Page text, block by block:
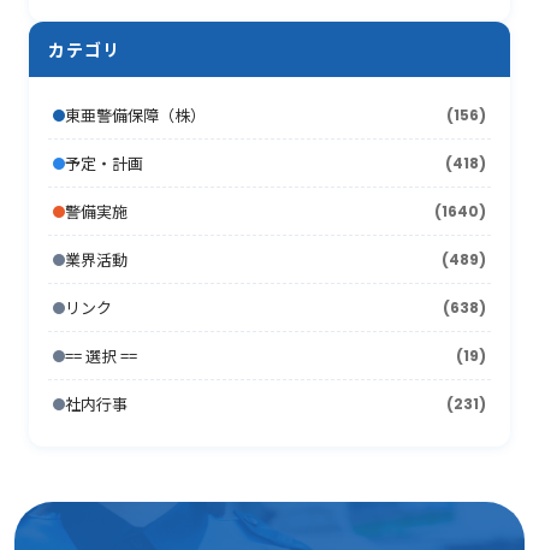
2014年1月
2013年2月
2013年1月 (7)
2012年4月 (12)
2012年2月 (11)
2012年1月 (10)
2011年5月 (11)
2011年4月 (12)
2011年3月 (13)
2011年1月 (12)
2010年6月
2010年4月 (15)
2010年3月 (18)
2010年2月 (7)
2010年1月 (13)
2009年7月
2009年5月 (16)
2009年3月 (22)
2009年2月 (15)
2009年1月 (16)
2008年8月
2008年7月 (15)
2008年6月 (10)
2008年5月 (21)
2008年4月 (11)
2008年3月 (26)
2008年2月 (15)
2008年1月 (10)
2007年9月
2007年8月 (22)
2007年7月 (21)
2007年6月 (17)
2007年5月 (24)
2007年4月 (21)
2007年3月 (31)
2007年2月 (33)
2006年11月 (20)
2006年9月 (44)
2006年8月 (26)
2006年7月 (22)
2006年6月 (26)
2006年5月 (23)
2006年4月
2006年1月
2005年12月 (19)
2005年11月 (24)
2005年10月 (13)
2005年8月 (14)
2005年7月 (8)
2005年6月 (9)
2005年5月 (11)
カテゴリ
東亜警備保障（株） (156)
予定・計画 (418)
警備実施 (1640)
業界活動 (489)
リンク (638)
== 選択 == (19)
社内行事 (231)